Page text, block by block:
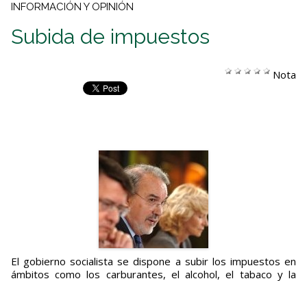
INFORMACIÓN Y OPINIÓN
Subida de impuestos
Nota
El gobierno socialista se dispone a subir los impuestos en
ámbitos como los carburantes, el alcohol, el tabaco y la